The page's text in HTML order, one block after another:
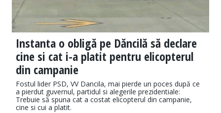
Instanta o obligă pe Dăncilă să declare
cine si cat i-a platit pentru elicopterul
din campanie
Fostul lider PSD, VV Dancila, mai pierde un poces după ce
a pierdut guvernul, partidul si alegerile prezidentiale:
Trebuie să spuna cat a costat elicopterul din campanie,
cine si cui a platit.